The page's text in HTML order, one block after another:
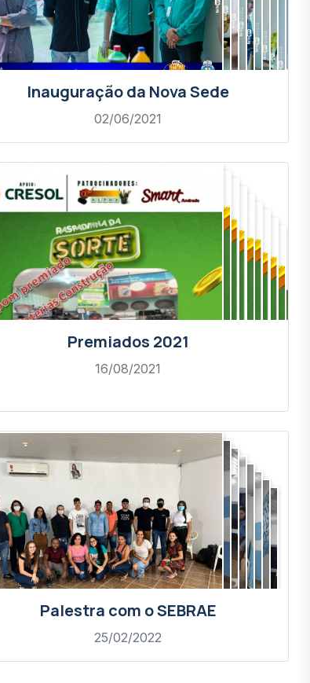
Inauguração da Nova Sede
02/06/2021
Premiados 2021
16/08/2021
Palestra com o SEBRAE
25/02/2022